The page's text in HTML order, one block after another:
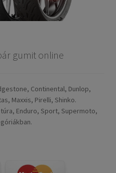
gumit online
Continental, Dunlop,
Maxxis, Pirelli, Shinko.
Enduro, Sport, Supermoto,